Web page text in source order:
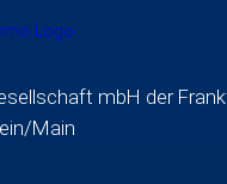
mbH der
Main